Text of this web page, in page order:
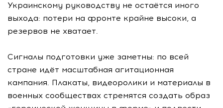
Украинскому руководству не остаётся иного
выхода: потери на фронте крайне высоки, а
резервов не хватает.
Сигналы подготовки уже заметны: по всей
стране идёт масштабная агитационная
кампания. Плакаты, видеоролики и материалы в
военных сообществах стремятся создать образ